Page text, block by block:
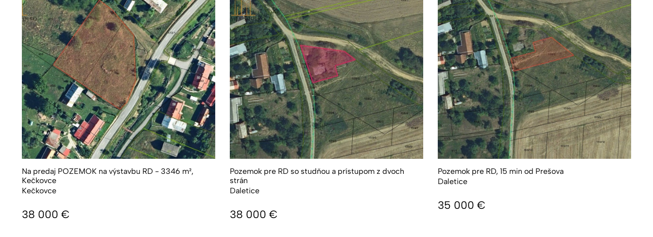
Na predaj POZEMOK na výstavbu RD - 3346 m²,
Kečkovce
Kečkovce
38 000 €
Pozemok pre RD so studňou a prístupom z dvoch
strán
Daletice
38 000 €
Pozemok pre RD, 15 min od Prešova
Daletice
35 000 €